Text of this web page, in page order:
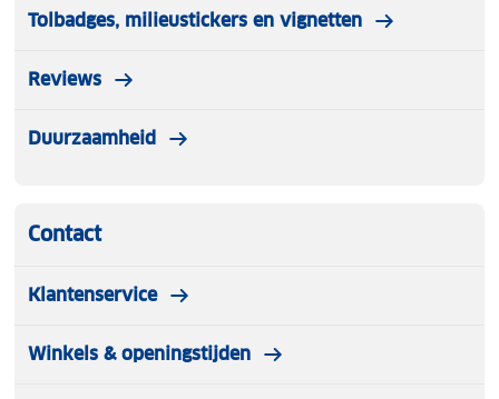
Tolbadges, milieustickers en vignetten
Reviews
Duurzaamheid
Contact
Klantenservice
Winkels & openingstijden